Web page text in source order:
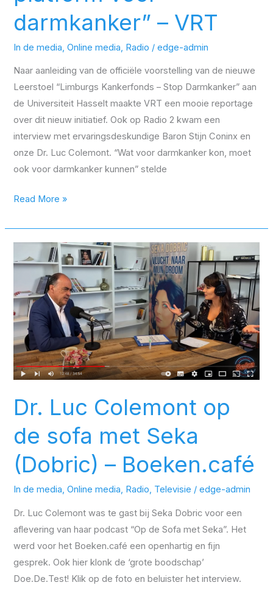
darmkanker” – VRT
In de media,Online media, Radio /edge-admin
Naar aanleiding van de officiële voorstelling van de nieuwe
Leerstoel “Limburgs Kankerfonds – Stop Darmkanker” aan
de Universiteit Hasselt maakte VRT een mooie reportage
over dit nieuw initiatief. Ook op Radio 2 kwam een
interview met ervaringsdeskundige Baron Stijn Coninx en
onze Dr. Luc Colemont. “Wat voor darmkanker kon, moet
ook voor darmkanker kunnen” stelde
Read More »
Dr. Luc Colemont op
de sofa met Seka
(Dobric) – Boeken.café
In de media,Online media, Radio, Televisie /edge-admin
Dr. Luc Colemont was te gast bij Seka Dobric voor een
aflevering van haar podcast “Op de Sofa met Seka”. Het
werd voor het Boeken.café een openhartig en fijn
gesprek. Ook hier klonk de ‘grote boodschap’
Doe.De.Test! Klik op de foto en beluister het interview.
Luc
Colemont
op
de
sofa
met
Seka
(Dobric)
–
Boeken.café